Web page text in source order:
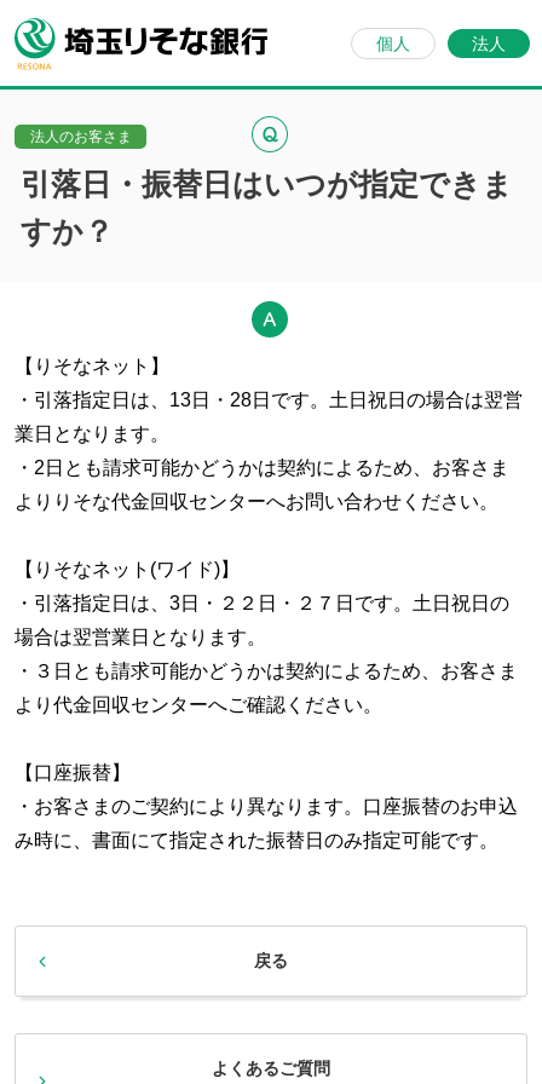
個人 法人
法人のお客さま
引落日・振替日はいつが指定できま
すか？
【りそなネット】
・引落指定日は、13日・28日です。土日祝日の場合は翌営
業日となります。
・2日とも請求可能かどうかは契約によるため、お客さま
よりりそな代金回収センターへお問い合わせください。
【りそなネット(ワイド)】
・引落指定日は、3日・２２日・２７日です。土日祝日の
場合は翌営業日となります。
・３日とも請求可能かどうかは契約によるため、お客さま
より代金回収センターへご確認ください。
【口座振替】
・お客さまのご契約により異なります。口座振替のお申込
み時に、書面にて指定された振替日のみ指定可能です。
戻る
よくあるご質問